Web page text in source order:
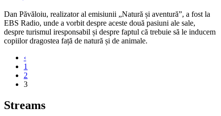
Dan Păvăloiu, realizator al emisiunii „Natură și aventură”, a fost la
EBS Radio, unde a vorbit despre aceste două pasiuni ale sale,
despre turismul iresponsabil și despre faptul că trebuie să le inducem
copiilor dragostea față de natură și de animale.
‹
1
2
3
Streams